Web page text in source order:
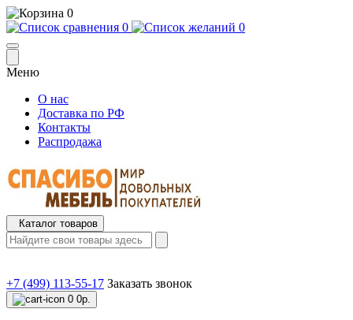
0
0
0
Меню
О нас
Доставка по РФ
Контакты
Распродажа
Каталог товаров
+7 (499) 113-55-17 Заказать звонок
0 0р.